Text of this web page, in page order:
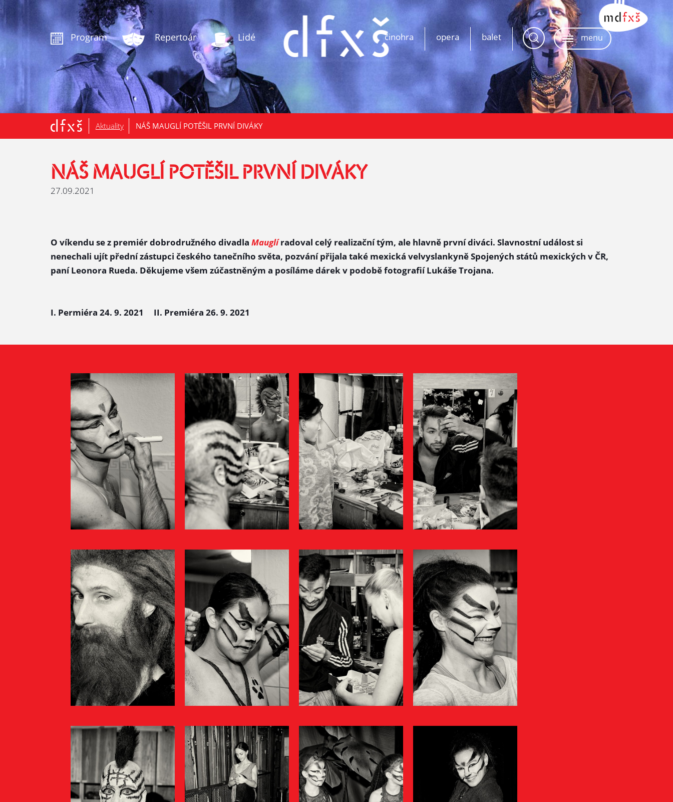
Program Repertoár Lidé menu
balet
opera
činohra
.
Aktuality NÁŠ MAUGLÍ POTĚŠIL PRVNÍ DIVÁKY
NÁŠ MAUGLÍ POTĚŠIL PRVNÍ DIVÁKY
27.09.2021
O víkendu se z premiér dobrodružného divadla Mauglíradoval celý realizační tým, ale hlavně první diváci. Slavnostní událost si
nenechali ujít přední zástupci českého tanečního světa, pozvání přijala také mexická velvyslankyně Spojených států mexických v ČR,
paní Leonora Rueda. Děkujeme všem zúčastněným a posíláme dárek v podobě fotografií Lukáše Trojana.
I. Permiéra 24. 9. 2021 II. Premiéra 26. 9. 2021